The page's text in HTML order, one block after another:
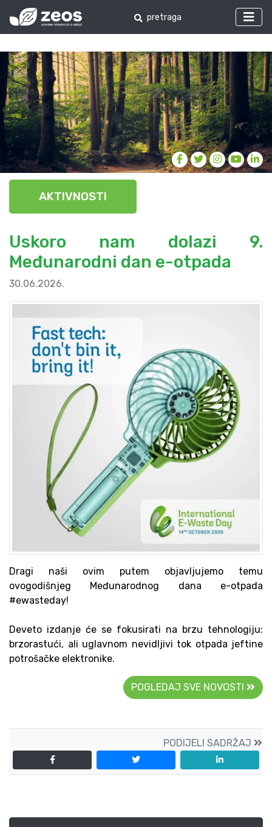
AKTIVNOSTI
Uskoro nam dolazi 9.
Međunarodni dan e-otpada
30.06.2026.
Dragi naši ovim putem objavljujemo temu
ovogodišnjeg Međunarodnog dana e-otpada
#ewasteday!
Deveto izdanje će se fokusirati na brzu tehnologiju:
brzorastući, ali uglavnom nevidljivi tok otpada jeftine
potrošačke elektronike.
POGLEDAJ SVE NOVOSTI
PODIJELI SADRŽAJ